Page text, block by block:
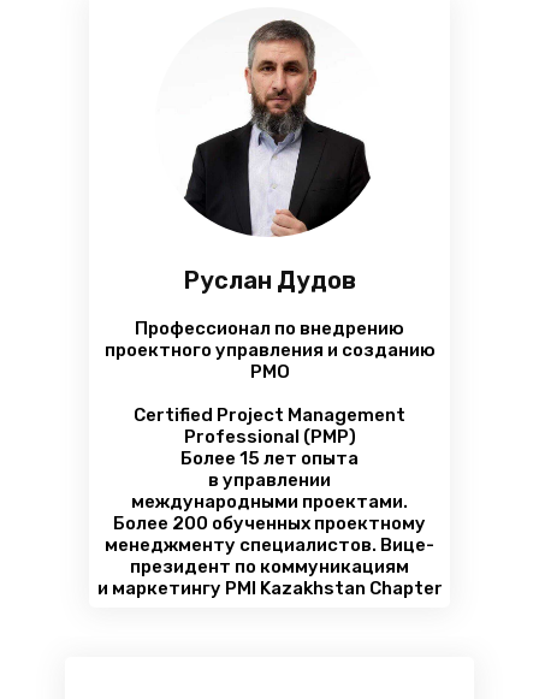
Руслан Дудов
Профессионал по внедрению
проектного управления и созданию
РМО
Certified Project Management
Professional (PMP)
Более 15 лет опыта
в управлении
международными проектами.
Более 200 обученных проектному
менеджменту специалистов. Вице-
президент по коммуникациям
и маркетингу PMI Kazakhstan Chapter